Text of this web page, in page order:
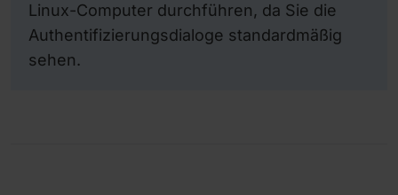
Linux-Computer durchführen, da Sie die
Authentifizierungsdialoge standardmäßig
sehen.